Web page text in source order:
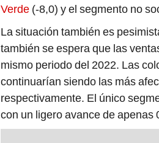
Verde (-8,0) y el segmento no
La situación también es
también se espera que las
mismo periodo del 2022. Las
continuarían siendo las más
respectivamente. El único
con un ligero avance de apenas